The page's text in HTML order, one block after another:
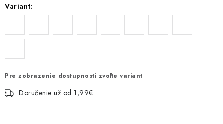
Variant:
Pre zobrazenie dostupnosti zvoľte variant
Doručenie už od 1,99€